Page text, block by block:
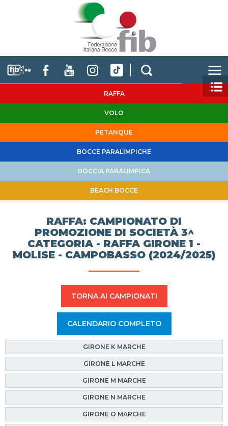
RAFFA
VOLO
PETANQUE
BOCCE PARALIMPICHE
BOCCIA PARALIMPICA
BEACH BOCCE
RAFFA: CAMPIONATO DI
PROMOZIONE DI SOCIETÀ 3^
CATEGORIA - RAFFA GIRONE 1 -
MOLISE - CAMPOBASSO (2024/2025)
TORNA AI CAMPIONATI
CALENDARIO COMPLETO
GIRONE K MARCHE
GIRONE L MARCHE
GIRONE M MARCHE
GIRONE N MARCHE
GIRONE O MARCHE